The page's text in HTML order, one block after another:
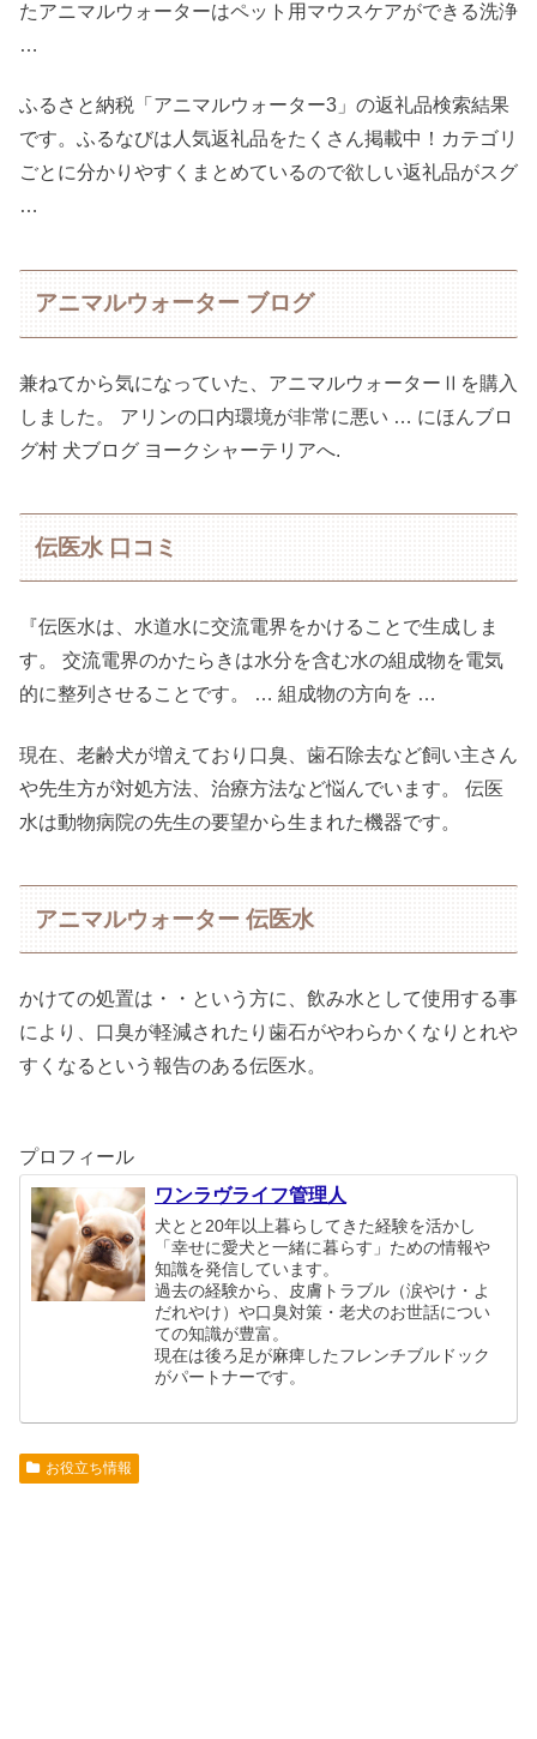
たアニマルウォーターはペット用マウスケアができる洗浄
…
ふるさと納税「アニマルウォーター3」の返礼品検索結果
です。ふるなびは人気返礼品をたくさん掲載中！カテゴリ
ごとに分かりやすくまとめているので欲しい返礼品がスグ
…
アニマルウォーター ブログ
兼ねてから気になっていた、アニマルウォーターⅡを購入
しました。 アリンの口内環境が非常に悪い … にほんブロ
グ村 犬ブログ ヨークシャーテリアへ.
伝医水 口コミ
『伝医水は、水道水に交流電界をかけることで生成しま
す。 交流電界のかたらきは水分を含む水の組成物を電気
的に整列させることです。 … 組成物の方向を …
現在、老齢犬が増えており口臭、歯石除去など飼い主さん
や先生方が対処方法、治療方法など悩んでいます。 伝医
水は動物病院の先生の要望から生まれた機器です。
アニマルウォーター 伝医水
かけての処置は・・という方に、飲み水として使用する事
により、口臭が軽減されたり歯石がやわらかくなりとれや
すくなるという報告のある伝医水。
プロフィール
ワンラヴライフ管理人
犬とと20年以上暮らしてきた経験を活かし
「幸せに愛犬と一緒に暮らす」ための情報や
知識を発信しています。
過去の経験から、皮膚トラブル（涙やけ・よ
だれやけ）や口臭対策・老犬のお世話につい
ての知識が豊富。
現在は後ろ足が麻痺したフレンチブルドック
がパートナーです。
お役立ち情報